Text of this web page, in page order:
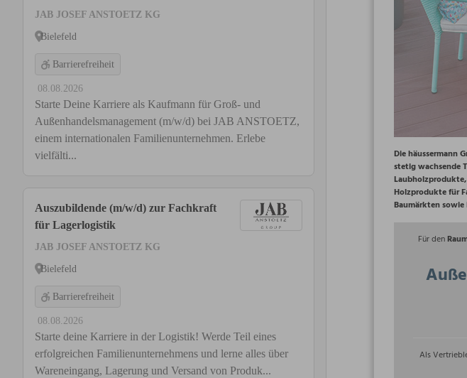
Außenhandelsmanagement (m/w/d)
JAB JOSEF ANSTOETZ KG
Bielefeld
Barrierefreiheit
08.08.2026
Starte Deine Karriere als Kaufmann für Groß- und
Außenhandelsmanagement (m/w/d) bei JAB ANSTOETZ,
einem internationalen Familienunternehmen. Erlebe
vielfälti...
Auszubildende (m/w/d) zur Fachkraft
für Lagerlogistik
JAB JOSEF ANSTOETZ KG
Bielefeld
Barrierefreiheit
08.08.2026
Starte deine Karriere in der Logistik! Werde Teil eines
erfolgreichen Familienunternehmens und lerne alles über
Wareneingang, Lagerung und Versand von Produk...